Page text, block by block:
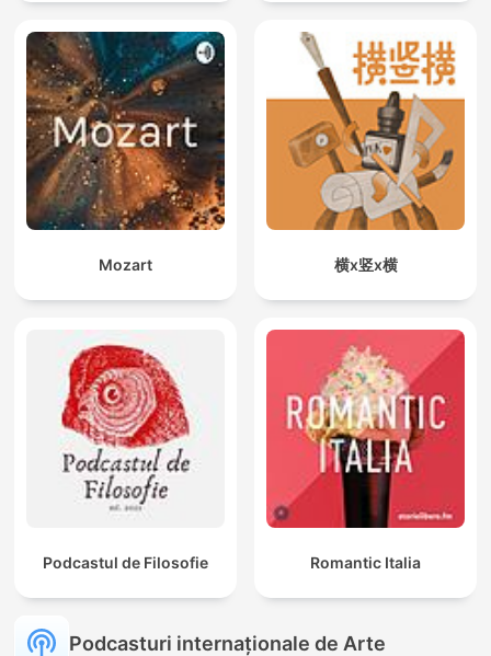
Mozart 横x竖x横
Podcastul de Filosofie Romantic Italia
Podcasturi internaționale de Arte